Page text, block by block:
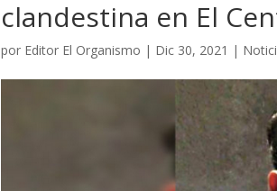
clandestina en El
por Editor El Organismo | Dic 30, 2021 |